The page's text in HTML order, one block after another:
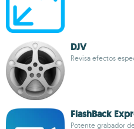
DJV
Revisa efectos
FlashBack
Potente grabador